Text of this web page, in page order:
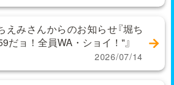
みさんからのお知らせ『堀ち
だョ！全員WA・ショイ！"』
2026/07/14